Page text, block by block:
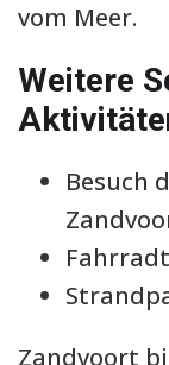
vom Meer.
Weitere
Besuch
Zandvoort